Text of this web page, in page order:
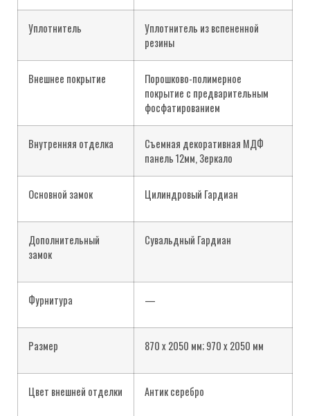
Уплотнитель
Уплотнитель из вспененной
резины
Внешнее покрытие
Порошково-полимерное
покрытие с предварительным
фосфатированием
Внутренняя отделка
Съемная декоративная МДФ
панель 12мм, Зеркало
Основной замок Цилиндровый Гардиан
Дополнительный
замок
Сувальдный Гардиан
Фурнитура —
Размер 870 х 2050 мм; 970 х 2050 мм
Цвет внешней отделки Антик серебро